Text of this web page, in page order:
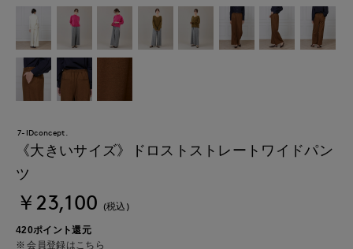
7-IDconcept.
《大きいサイズ》ドロストストレートワイドパン
ツ
￥23,100 (税込)
420ポイント還元
会員登録は こちら